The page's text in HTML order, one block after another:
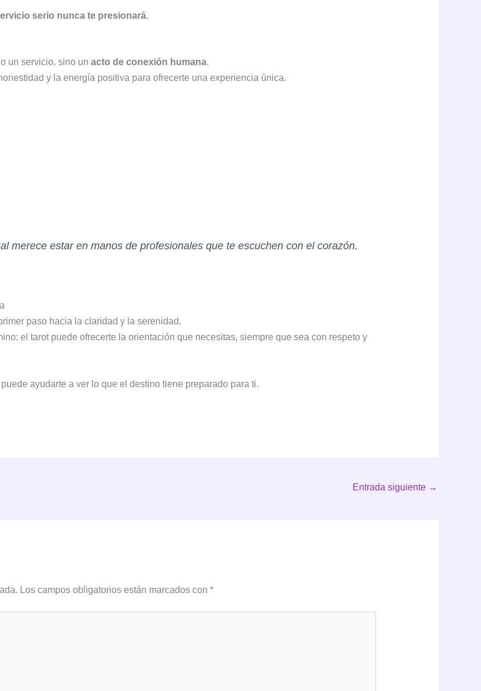
serio nunca te presionará.
un servicio, sino un acto de conexión humana.
y la energía positiva para ofrecerte una experiencia única.
merece estar en manos de profesionales que te escuchen con el corazón.
paso hacia la claridad y la serenidad.
el tarot puede ofrecerte la orientación que necesitas, siempre que sea con respeto y
ayudarte a ver lo que el destino tiene preparado para ti.
Entrada siguiente →
Los campos obligatorios están marcados con *